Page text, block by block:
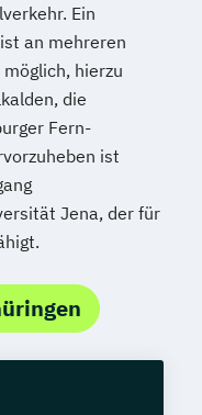
Ein
an mehreren
hierzu
die
Fern-
ist
Jena, der für